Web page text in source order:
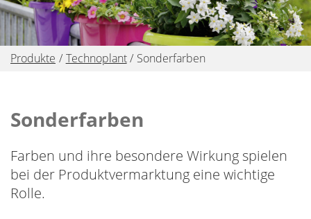
Produkte Technoplant Sonderfarben
Sonderfarben
Farben und ihre besondere Wirkung spielen
bei der Produktvermarktung eine wichtige
Rolle.